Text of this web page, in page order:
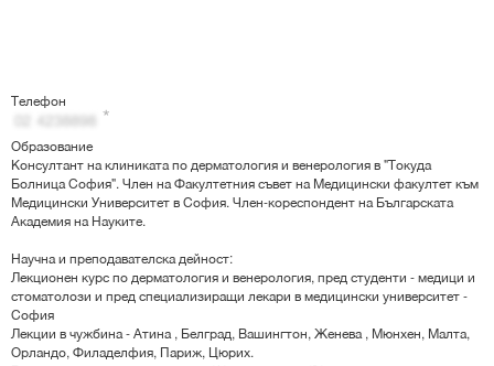
Телефон
Образование
Консултант на клиниката по дерматология и венерология в "Токуда
Болница София". Член на Факултетния съвет на Медицински факултет към
Медицински Университет в София. Член-кореспондент на Българската
Академия на Науките.
Научна и преподавателска дейност:
Лекционен курс по дерматология и венерология, пред студенти - медици и
стоматолози и пред специализиращи лекари в медицински университет -
София
Лекции в чужбина - Атина , Белград, Вашингтон, Женева , Мюнхен, Малта,
Орландо, Филаделфия, Париж, Цюрих.